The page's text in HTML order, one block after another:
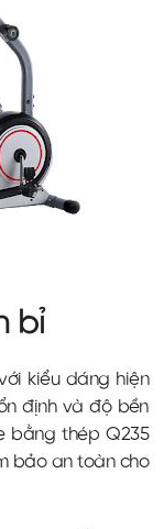
bỉ
kiểu dáng hiện
định và độ bền
bằng thép Q235
bảo an toàn cho